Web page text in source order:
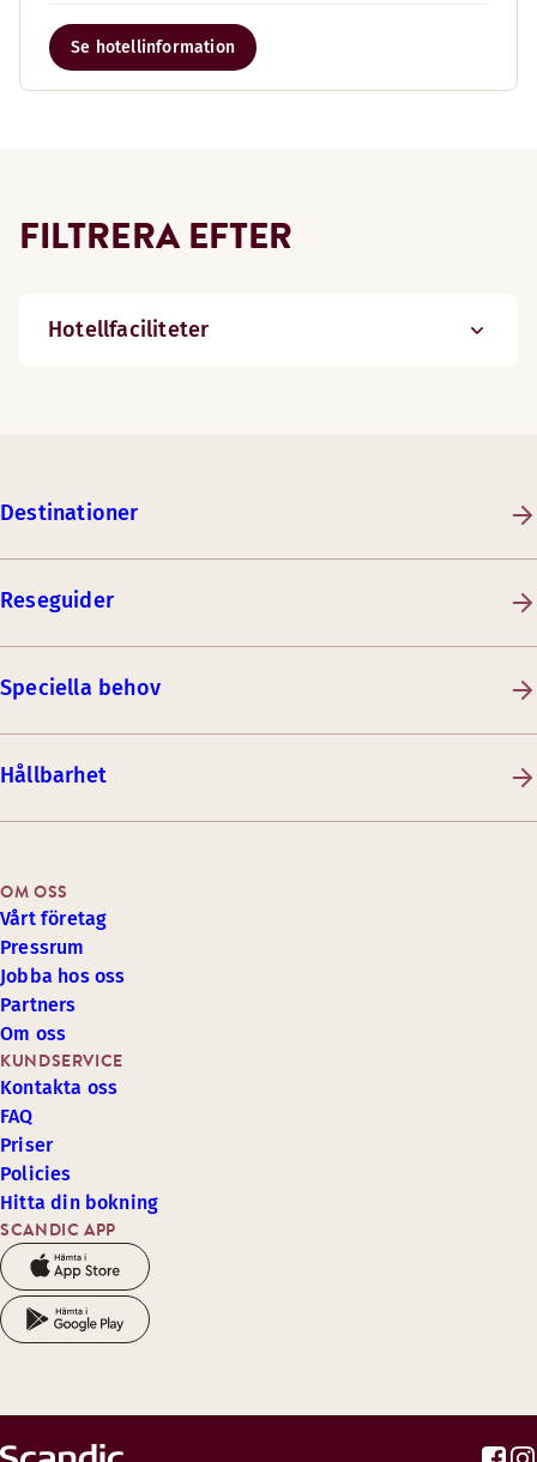
Se hotellinformation
FILTRERA EFTER
Hotellfaciliteter
Destinationer
Reseguider
Speciella behov
Hållbarhet
SCANDIC APP
KUNDSERVICE
Kontakta oss
FAQ
Priser
Policies
Hitta din bokning
OM OSS
Vårt företag
Pressrum
Jobba hos oss
Partners
Om oss